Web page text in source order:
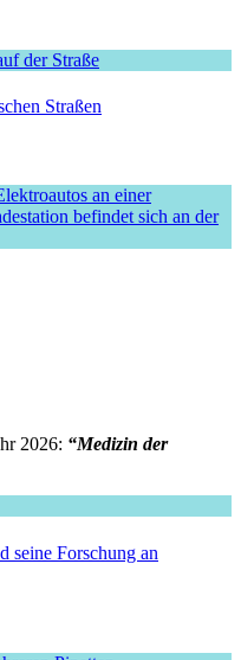
Straßen
2026: “Medizin der
seine Forschung an